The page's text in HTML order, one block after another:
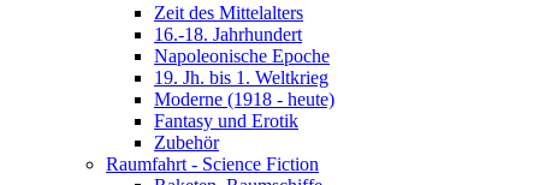
Zeit des Mittelalters
16.-18. Jahrhundert
Napoleonische Epoche
19. Jh. bis 1. Weltkrieg
Moderne (1918 - heute)
Fantasy und Erotik
Zubehör
Raumfahrt - Science Fiction